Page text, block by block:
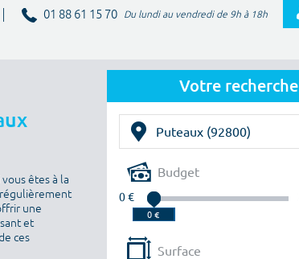
01 88 61 15 70 Du lundi au vendredi de 9h à 18h
Votre recherche
Budget
0 €
Surface
êtes à la
une
et
ces